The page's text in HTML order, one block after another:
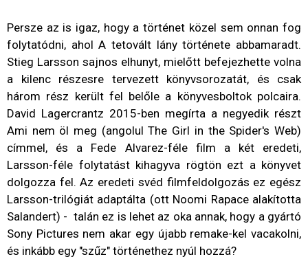
Persze az is igaz, hogy a történet közel sem onnan fog
folytatódni, ahol A tetovált lány története abbamaradt.
Stieg Larsson sajnos elhunyt, mielőtt befejezhette volna
a kilenc részesre tervezett könyvsorozatát, és csak
három rész került fel belőle a könyvesboltok polcaira.
David Lagercrantz 2015-ben megírta a negyedik részt
Ami nem öl meg (angolul The Girl in the Spider's Web)
címmel, és a Fede Alvarez-féle film a két eredeti,
Larsson-féle folytatást kihagyva rögtön ezt a könyvet
dolgozza fel. Az eredeti svéd filmfeldolgozás ez egész
Larsson-trilógiát adaptálta (ott Noomi Rapace alakította
Salandert) - talán ez is lehet az oka annak, hogy a gyártó
Sony Pictures nem akar egy újabb remake-kel vacakolni,
és inkább egy "szűz" történethez nyúl hozzá?